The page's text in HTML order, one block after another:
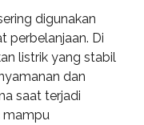
digunakan
perbelanjaan. Di
listrik yang stabil
dan
saat terjadi
mampu